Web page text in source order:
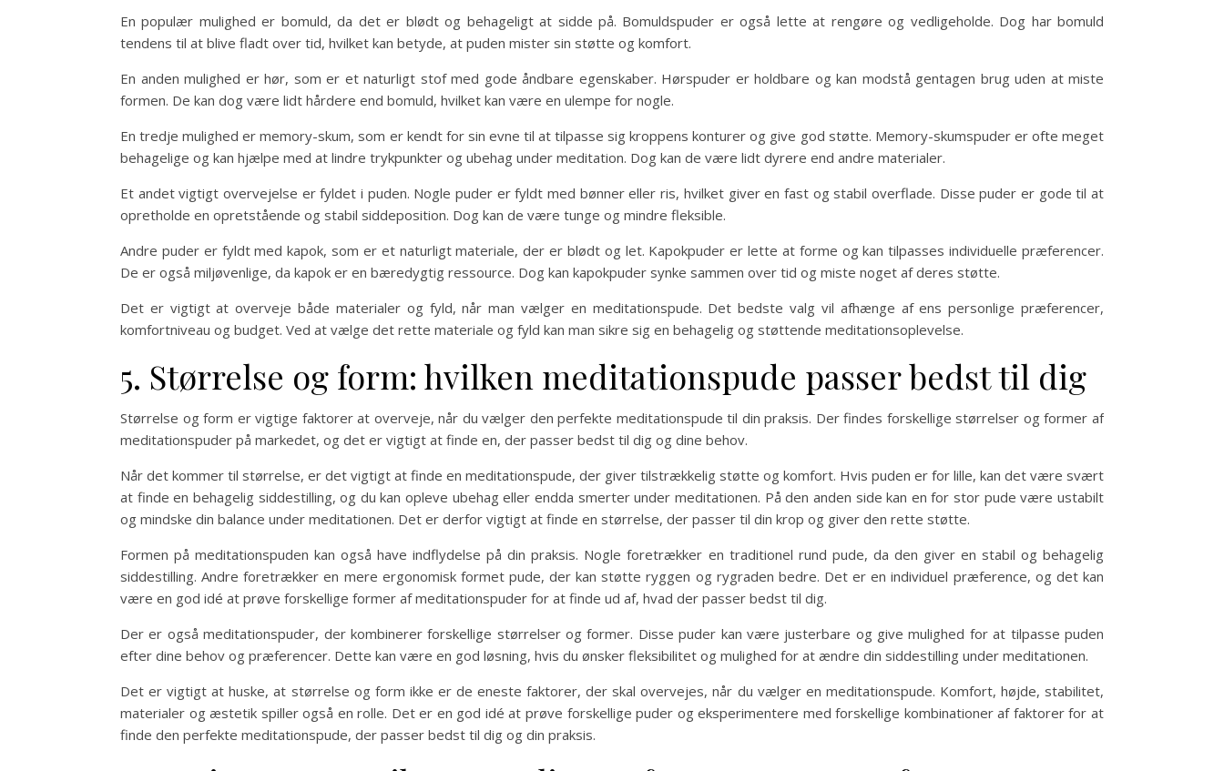
En populær mulighed er bomuld, da det er blødt og behageligt at sidde på. Bomuldspuder er også lette at rengøre og vedligeholde. Dog har bomuld
tendens til at blive fladt over tid, hvilket kan betyde, at puden mister sin støtte og komfort.
En anden mulighed er hør, som er et naturligt stof med gode åndbare egenskaber. Hørspuder er holdbare og kan modstå gentagen brug uden at miste
formen. De kan dog være lidt hårdere end bomuld, hvilket kan være en ulempe for nogle.
En tredje mulighed er memory-skum, som er kendt for sin evne til at tilpasse sig kroppens konturer og give god støtte. Memory-skumspuder er ofte meget
behagelige og kan hjælpe med at lindre trykpunkter og ubehag under meditation. Dog kan de være lidt dyrere end andre materialer.
Et andet vigtigt overvejelse er fyldet i puden. Nogle puder er fyldt med bønner eller ris, hvilket giver en fast og stabil overflade. Disse puder er gode til at
opretholde en opretstående og stabil siddeposition. Dog kan de være tunge og mindre fleksible.
Andre puder er fyldt med kapok, som er et naturligt materiale, der er blødt og let. Kapokpuder er lette at forme og kan tilpasses individuelle præferencer.
De er også miljøvenlige, da kapok er en bæredygtig ressource. Dog kan kapokpuder synke sammen over tid og miste noget af deres støtte.
Det er vigtigt at overveje både materialer og fyld, når man vælger en meditationspude. Det bedste valg vil afhænge af ens personlige præferencer,
komfortniveau og budget. Ved at vælge det rette materiale og fyld kan man sikre sig en behagelig og støttende meditationsoplevelse.
5. Størrelse og form: hvilken meditationspude passer bedst til dig
Størrelse og form er vigtige faktorer at overveje, når du vælger den perfekte meditationspude til din praksis. Der findes forskellige størrelser og former af
meditationspuder på markedet, og det er vigtigt at finde en, der passer bedst til dig og dine behov.
Når det kommer til størrelse, er det vigtigt at finde en meditationspude, der giver tilstrækkelig støtte og komfort. Hvis puden er for lille, kan det være svært
at finde en behagelig siddestilling, og du kan opleve ubehag eller endda smerter under meditationen. På den anden side kan en for stor pude være ustabilt
og mindske din balance under meditationen. Det er derfor vigtigt at finde en størrelse, der passer til din krop og giver den rette støtte.
Formen på meditationspuden kan også have indflydelse på din praksis. Nogle foretrækker en traditionel rund pude, da den giver en stabil og behagelig
siddestilling. Andre foretrækker en mere ergonomisk formet pude, der kan støtte ryggen og rygraden bedre. Det er en individuel præference, og det kan
være en god idé at prøve forskellige former af meditationspuder for at finde ud af, hvad der passer bedst til dig.
Der er også meditationspuder, der kombinerer forskellige størrelser og former. Disse puder kan være justerbare og give mulighed for at tilpasse puden
efter dine behov og præferencer. Dette kan være en god løsning, hvis du ønsker fleksibilitet og mulighed for at ændre din siddestilling under meditationen.
Det er vigtigt at huske, at størrelse og form ikke er de eneste faktorer, der skal overvejes, når du vælger en meditationspude. Komfort, højde, stabilitet,
materialer og æstetik spiller også en rolle. Det er en god idé at prøve forskellige puder og eksperimentere med forskellige kombinationer af faktorer for at
finde den perfekte meditationspude, der passer bedst til dig og din praksis.